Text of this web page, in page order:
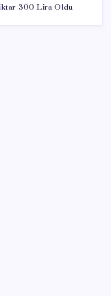
300 Lira Oldu